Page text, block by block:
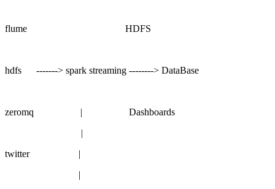
flume HDFS
hdfs -------> spark streaming --------> DataBase
zeromq | Dashboards
|
twitter |
|